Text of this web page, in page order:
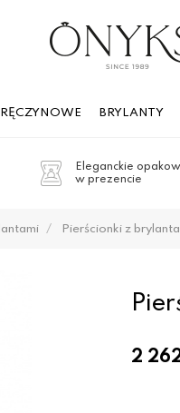
BRYLANTY
Eleganckie
w prezencie
Pierścionki z
2